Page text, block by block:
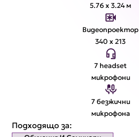
5.76 x 3.24 м
Видеопроектор
340 x 213
7 headset
микрофони
7 безжични
микрофона
Подходящо за: